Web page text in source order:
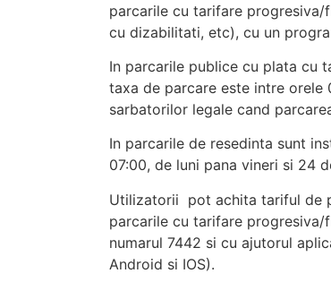
parcarile cu tarifare
cu dizabilitati, etc), cu un
In parcarile publice cu plata cu
taxa de parcare este intre orele
sarbatorilor legale cand
In parcarile de resedinta sunt
07:00, de luni pana vineri si 24
Utilizatorii pot achita tariful de
parcarile cu tarifare progresiva/
numarul 7442 si cu ajutorul
Android si IOS).